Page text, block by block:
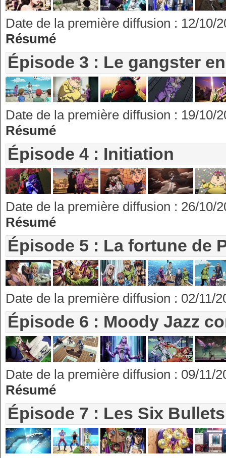
Date de la première diffusion : 12/10/
Résumé
Épisode 3 : Le gangster
Date de la première diffusion : 19/10/
Résumé
Épisode 4 : Initiation
Date de la première diffusion : 26/10/
Résumé
Épisode 5 : La fortune de
Date de la première diffusion : 02/11/
Épisode 6 : Moody Jazz
Date de la première diffusion : 09/11/
Résumé
Épisode 7 : Les Six